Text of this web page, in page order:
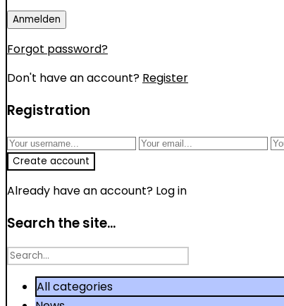
Forgot password?
Don't have an account? Register
Registration
Already have an account? Log in
Search the site...
Search
All categories